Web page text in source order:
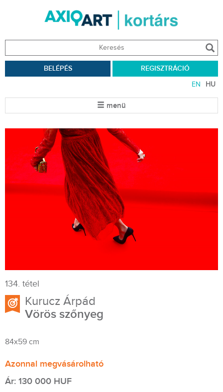
BELÉPÉS REGISZTRÁCIÓ
EN HU
menü
134. tétel
Kurucz Árpád
Vörös szőnyeg
84x59 cm
Azonnal megvásárolható
Ár: 130 000 HUF